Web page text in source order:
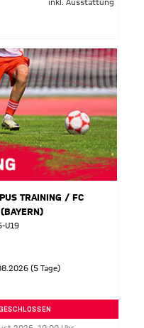
inkl. Ausstattung
TRAINING / FC
U19
(5 Tage)